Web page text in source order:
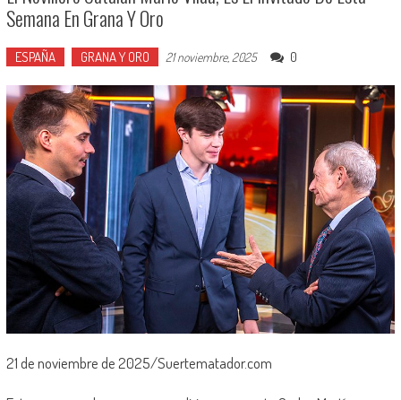
Semana En Grana Y Oro
ESPAÑA GRANA Y ORO 21 noviembre, 2025 0
21 de noviembre de 2025/Suertematador.com